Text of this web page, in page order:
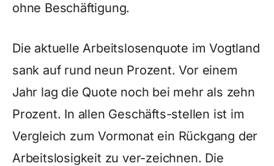
ohne Beschäftigung.
Die aktuelle Arbeitslosenquote im Vogtland
sank auf rund neun Prozent. Vor einem
Jahr lag die Quote noch bei mehr als zehn
Prozent. In allen Geschäfts-stellen ist im
Vergleich zum Vormonat ein Rückgang der
Arbeitslosigkeit zu ver-zeichnen. Die